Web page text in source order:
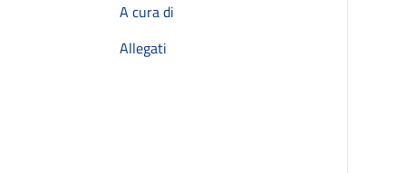
A cura di
Allegati